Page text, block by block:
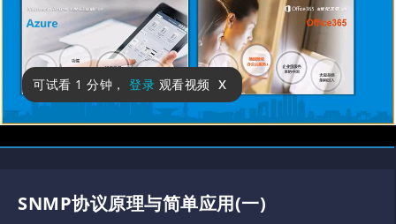
可试看 1 分钟 ， 登录 观看视频 x
SNMP协议原理与简单应用(一)